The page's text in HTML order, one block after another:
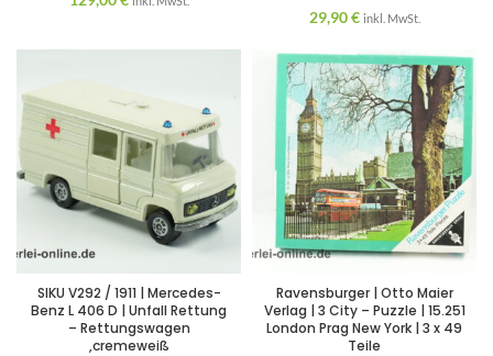
29,90€ inkl. MwSt.
SIKU V292 / 1911 | Mercedes-
Benz L 406 D | Unfall Rettung
– Rettungswagen
,cremeweiß
Ravensburger | Otto Maier
Verlag | 3 City – Puzzle | 15.251
London Prag New York | 3 x 49
Teile